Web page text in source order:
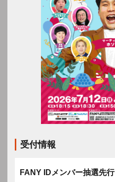
受付情報
FANY IDメンバー抽選先行